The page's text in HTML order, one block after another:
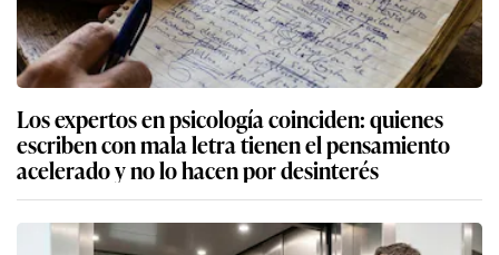
Los expertos en psicología coinciden: quienes
escriben con mala letra tienen el pensamiento
acelerado y no lo hacen por desinterés